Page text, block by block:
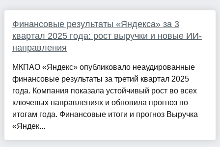
Финансовые результаты «Яндекса» за 3
квартал 2025 года: рост выручки и новые ИИ-
направления
МКПАО «Яндекс» опубликовало неаудированные
финансовые результаты за третий квартал 2025
года. Компания показала устойчивый рост во всех
ключевых направлениях и обновила прогноз по
итогам года. Финансовые итоги и прогноз Выручка
«Яндек...